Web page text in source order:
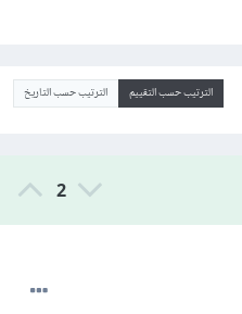
الترتيب حسب التقييم الترتيب حسب التاريخ
2